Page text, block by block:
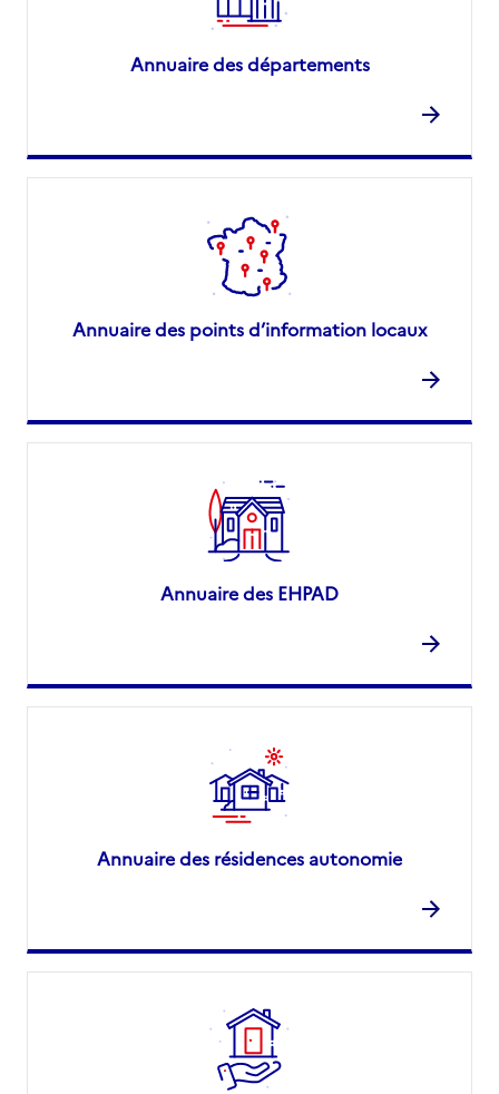
Annuaire des départements
Annuaire des points d’information locaux
Annuaire des EHPAD
Annuaire des résidences autonomie